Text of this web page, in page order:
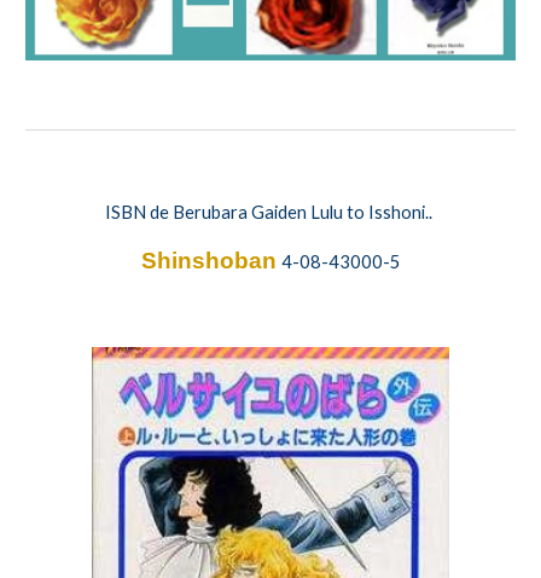
ISBN de Berubara Gaiden Lulu to Isshoni..
Shinshoban 4-08-43000-5